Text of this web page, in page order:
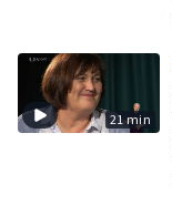
21 min